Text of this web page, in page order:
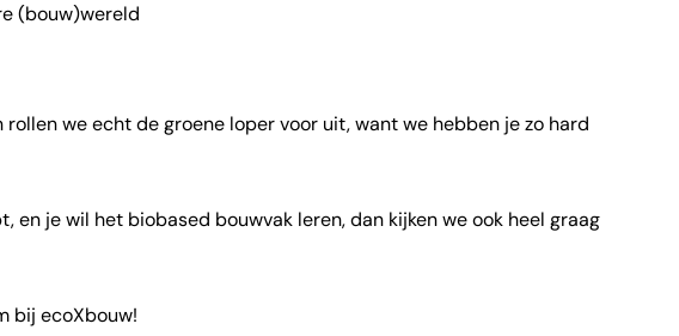
(bouw)wereld
rollen we echt de groene loper voor uit, want we hebben je zo hard
en je wil het biobased bouwvak leren, dan kijken we ook heel graag
bij ecoXbouw!